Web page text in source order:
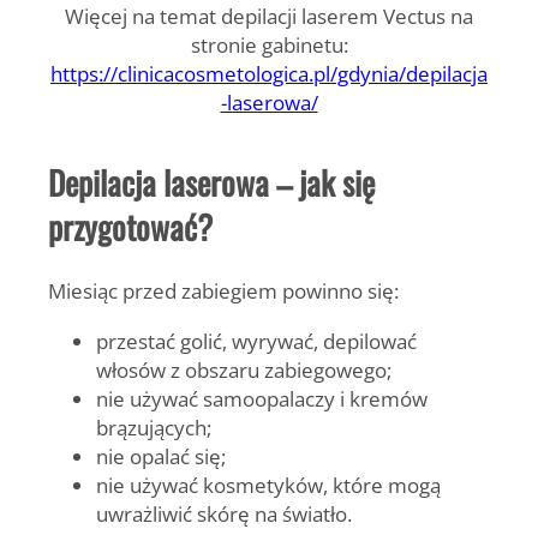
Więcej na temat depilacji laserem Vectus na
stronie gabinetu:
https://clinicacosmetologica.pl/gdynia/depilacja
-laserowa/
Depilacja laserowa – jak się
przygotować?
Miesiąc przed zabiegiem powinno się:
przestać golić, wyrywać, depilować
włosów z obszaru zabiegowego;
nie używać samoopalaczy i kremów
brązujących;
nie opalać się;
nie używać kosmetyków, które mogą
uwrażliwić skórę na światło.